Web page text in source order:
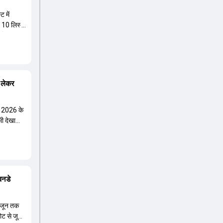
में
लिस्ट
2026 के
देखा
जून तक
से जूझ